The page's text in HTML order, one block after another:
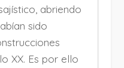
abriendo
sido
XX. Es por ello